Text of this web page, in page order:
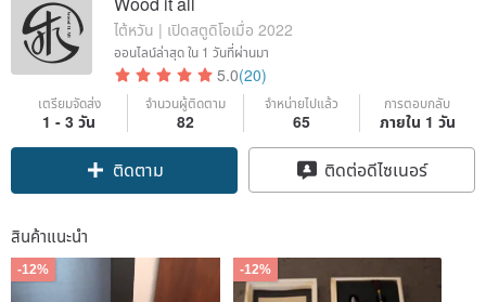
ไต้หวัน | เปิดสตูดิโอเมื่อ 2022
ออนไลน์ล่าสุดใน 1 วันที่ผ่านมา
5.0(20)
เตรียมจัดส่ง
1 - 3 วัน
จำนวนผู้ติดตาม
82
จำหน่ายไปแล้ว
65
การตอบกลับ
ภายใน 1 วัน
ติดตาม ติดต่อดีไซเนอร์
สินค้าแนะนำ
-12% -12%